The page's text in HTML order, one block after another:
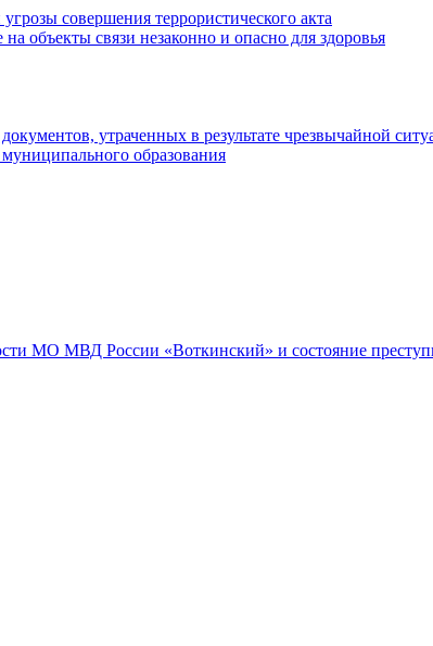
совершения террористического акта
связи незаконно и опасно для здоровья
утраченных в результате чрезвычайной
образования
МО МВД России «Воткинский» и состояние